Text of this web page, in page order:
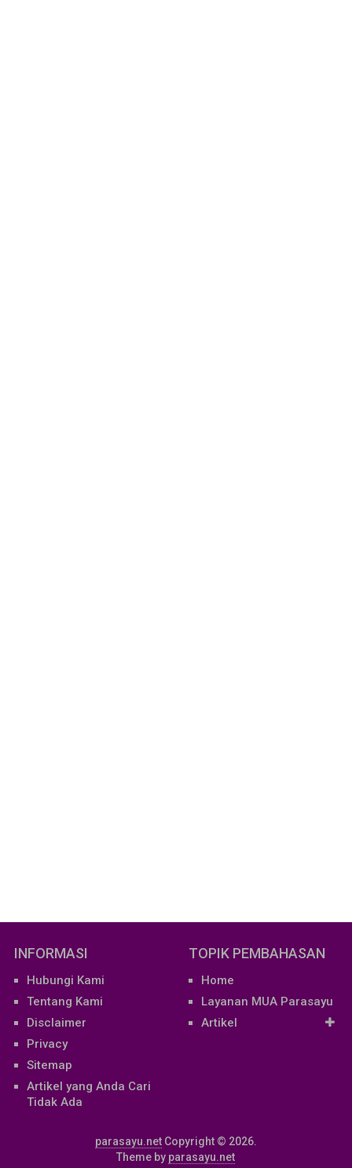
INFORMASI
Hubungi Kami
Tentang Kami
Disclaimer
Privacy
Sitemap
Artikel yang Anda Cari
Tidak Ada
TOPIK PEMBAHASAN
Home
Layanan MUA Parasayu
Artikel
parasayu.netCopyright © 2026.
Theme by parasayu.net